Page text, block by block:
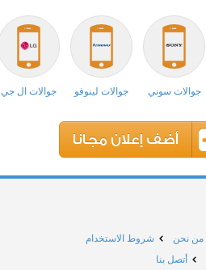
جوالات سوني جوالات لينوفو جوالات ال جي
أضف إعلان مجانا
من نحن
شروط الاستخدام
أتصل بنا